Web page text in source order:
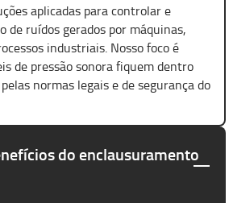
aplicadas para controlar e
de ruídos gerados por máquinas,
industriais. Nosso foco é
de pressão sonora fiquem dentro
normas legais e de segurança do
do enclausuramento